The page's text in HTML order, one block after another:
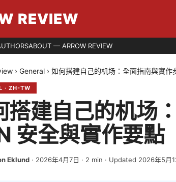
REVIEW
ABOUT — ARROW REVIEW
› General › 如何搭建自己的机场：全面指南與實
· ZH-TW
搭建自己的机场
安全與實作要點
Eklund · 2026年4月7日 · 2 min · Updated 2026年5月